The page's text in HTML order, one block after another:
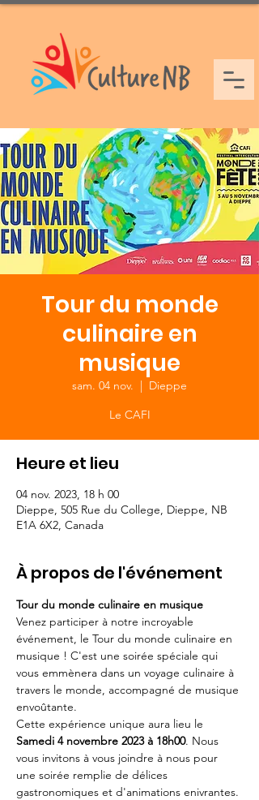
Tour du monde
culinaire en
musique
sam. 04 nov.
  |
Dieppe
Le CAFI
Heure et lieu
04 nov. 2023, 18 h 00
Dieppe, 505 Rue du College, Dieppe, NB
E1A 6X2, Canada
À propos de l'événement
Tour du monde culinaire en musique
Venez participer à notre incroyable
événement, le Tour du monde culinaire en
musique ! C'est une soirée spéciale qui
vous emmènera dans un voyage culinaire à
travers le monde, accompagné de musique
envoûtante.
Cette expérience unique aura lieu le
Samedi 4 novembre 2023 à 18h00. Nous
vous invitons à vous joindre à nous pour
une soirée remplie de délices
gastronomiques et d'animations enivrantes.